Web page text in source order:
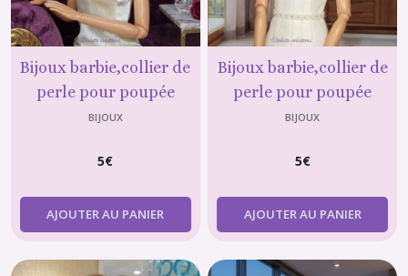
Bijoux barbie,collier de
perle pour poupée
mannequin de 29 cm
BIJOUX
5€
AJOUTER AU PANIER
Bijoux barbie,collier de
perle pour poupée
mannequin de 29 cm
BIJOUX
5€
AJOUTER AU PANIER